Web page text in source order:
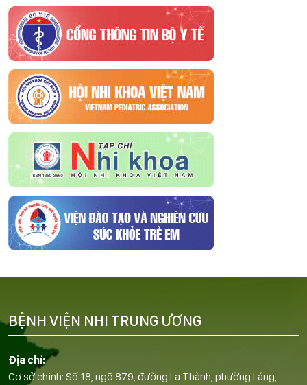
Địa chỉ:
Cơ sở chính: Số 18, ngõ 879, đường La Thành, phường Láng,
BỆNH VIỆN NHI TRUNG ƯƠNG